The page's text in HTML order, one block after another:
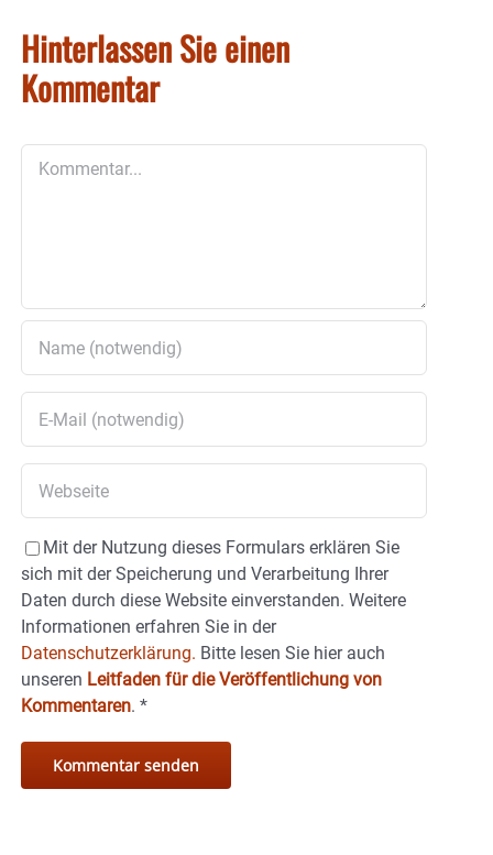
Hinterlassen Sie einen
Kommentar
Mit der Nutzung dieses Formulars erklären Sie
sich mit der Speicherung und Verarbeitung Ihrer
Daten durch diese Website einverstanden. Weitere
Informationen erfahren Sie in der
Datenschutzerklärung. Bitte lesen Sie hier auch
unseren Leitfaden für die Veröffentlichung von
Kommentaren. *